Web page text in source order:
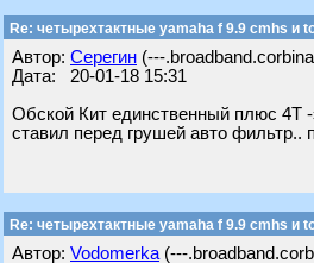
Re: четырехтактные yamaha f 9.9 cmhs и
Автор: Серегин (---
Дата: 20-01-18 15:31
Обской Кит единственный плюс 4Т
ставил перед грушей авто фильтр..
Re: четырехтактные yamaha f 9.9 cmhs и
Автор: Vodomerka (---